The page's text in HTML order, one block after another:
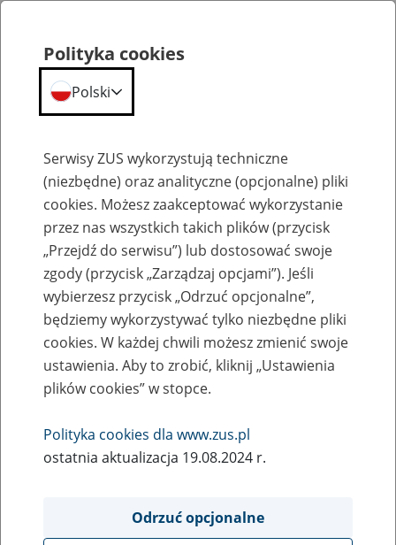
Szkolenia
Zaproś ZUS do siebie - zakładanie profili
eZUS w siedzibie Twojej firmy
Rodzaj wydarzenia
Szkolenia
Obszar merytoryczny
obsługa klientów
Polityka cookies
Polski
Serwisy ZUS wykorzystują techniczne
(niezbędne) oraz analityczne (opcjonalne) pliki
cookies. Możesz zaakceptować wykorzystanie
przez nas wszystkich takich plików (przycisk
„Przejdź do serwisu”) lub dostosować swoje
zgody (przycisk „Zarządzaj opcjami”). Jeśli
wybierzesz przycisk „Odrzuć opcjonalne”,
będziemy wykorzystywać tylko niezbędne pliki
cookies. W każdej chwili możesz zmienić swoje
ustawienia. Aby to zrobić, kliknij „Ustawienia
plików cookies” w stopce.
Polityka cookies dla www.zus.pl
ostatnia aktualizacja 19.08.2024 r.
Odrzuć opcjonalne